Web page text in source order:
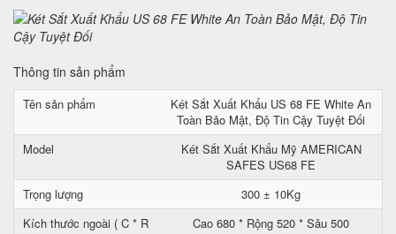
Thông tin sản phẩm
Tên sản phẩm
Két Sắt Xuất Khẩu US 68 FE White An
Toàn Bảo Mật, Độ Tin Cậy Tuyệt Đối
Model
Két Sắt Xuất Khẩu Mỹ AMERICAN
SAFES US68 FE
Trọng lượng
300 ± 10Kg
Kích thước ngoài ( C * R
Cao 680 * Rộng 520 * Sâu 500